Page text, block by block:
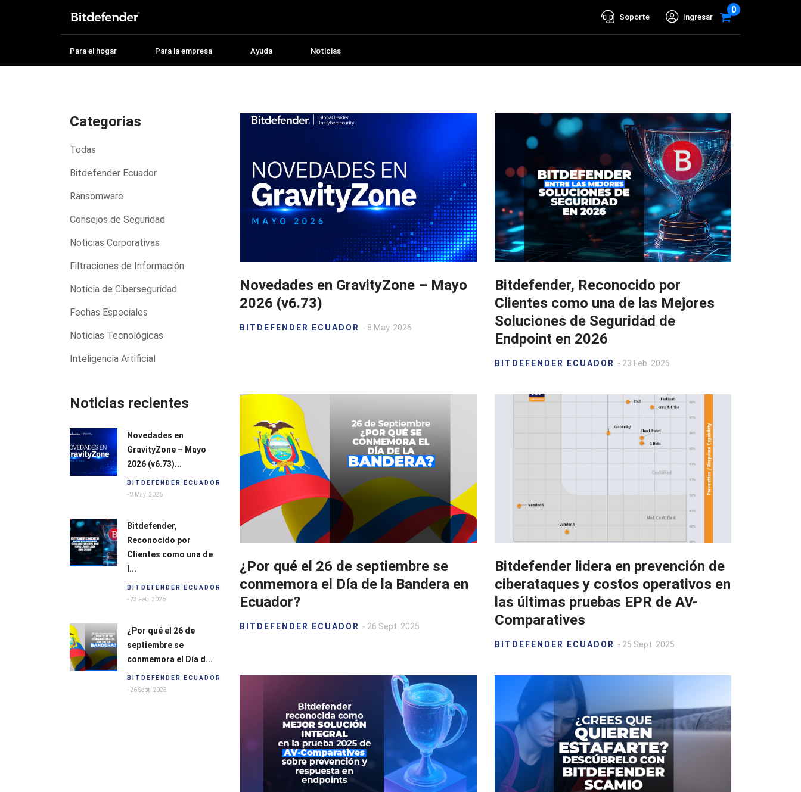
Soporte Ingresar
0
Para el hogar Para la empresa Ayuda Noticias
Categorias
Todas
Bitdefender Ecuador
Ransomware
Consejos de Seguridad
Noticias Corporativas
Filtraciones de Información
Noticia de Ciberseguridad
Fechas Especiales
Noticias Tecnológicas
Inteligencia Artificial
Noticias recientes
Novedades en
GravityZone – Mayo
2026 (v6.73)...
BITDEFENDER ECUADOR
- 8 May. 2026
Bitdefender,
Reconocido por
Clientes como una de
l...
BITDEFENDER ECUADOR
- 23 Feb. 2026
¿Por qué el 26 de
septiembre se
conmemora el Día d...
BITDEFENDER ECUADOR
- 26 Sept. 2025
Novedades en GravityZone – Mayo
2026 (v6.73)
BITDEFENDER ECUADOR - 8 May. 2026
Bitdefender, Reconocido por
Clientes como una de las Mejores
Soluciones de Seguridad de
Endpoint en 2026
BITDEFENDER ECUADOR - 23 Feb. 2026
¿Por qué el 26 de septiembre se
conmemora el Día de la Bandera en
Ecuador?
BITDEFENDER ECUADOR - 26 Sept. 2025
Bitdefender lidera en prevención de
ciberataques y costos operativos en
las últimas pruebas EPR de AV-
Comparatives
BITDEFENDER ECUADOR - 25 Sept. 2025